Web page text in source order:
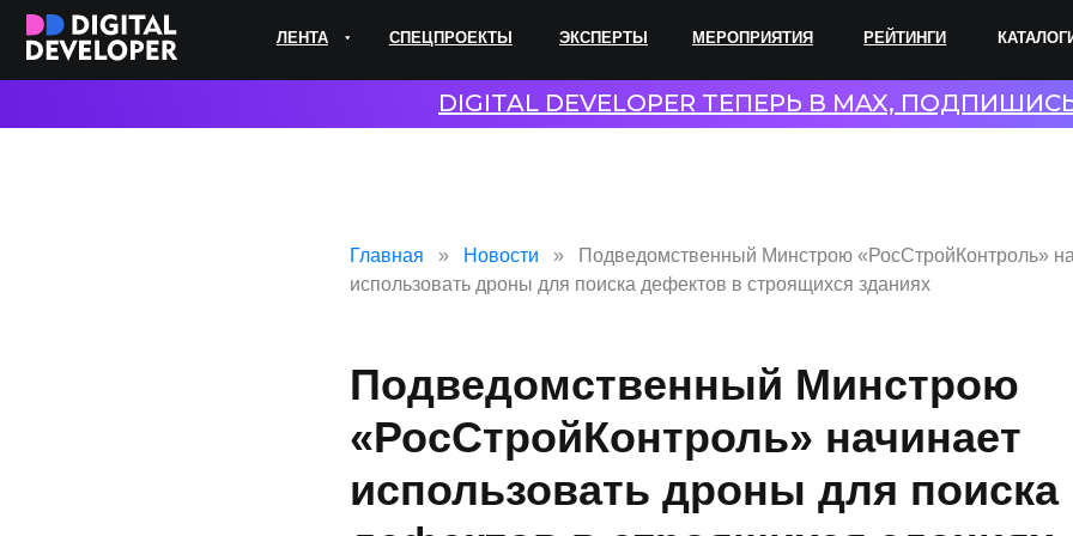
ЭКСПЕРТЫ КАТАЛОГИ
МЕРОПРИЯТИЯ
СПЕЦПРОЕКТЫ РЕЙТИНГИ
ЛЕНТА
DIGITAL DEVELOPER ТЕПЕРЬ В MAX,
Главная Новости
Подведомственный Минстрою «РосСтройКонтроль»
использовать дроны для поиска дефектов в строящихся зданиях
Подведомственный Минстрою
«РосСтройКонтроль» начинает
использовать дроны для поиска